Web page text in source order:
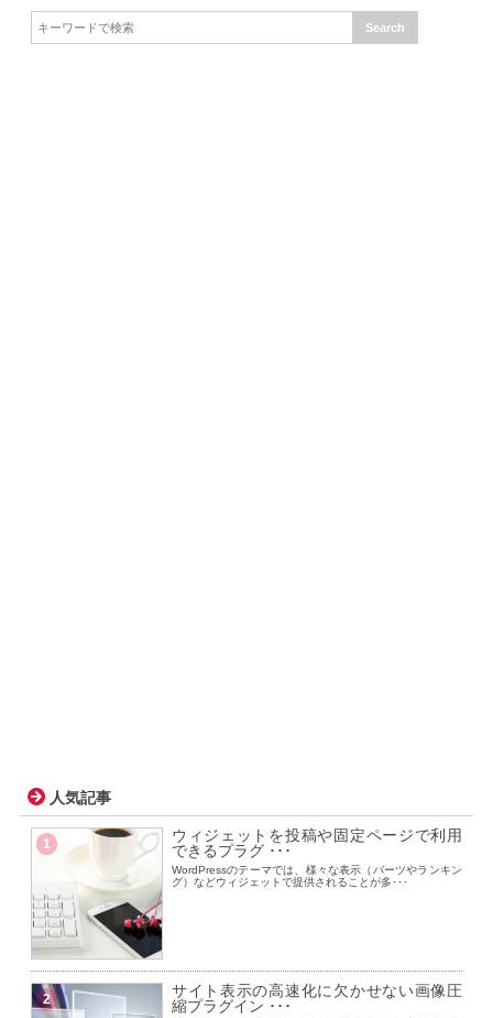
人気記事
1
ウィジェットを投稿や固定ページで利用
できるプラグ ･･･
WordPressのテーマでは、様々な表示（パーツやランキン
グ）などウィジェットで提供されることが多･･･
2
サイト表示の高速化に欠かせない画像圧
縮プラグイン ･･･